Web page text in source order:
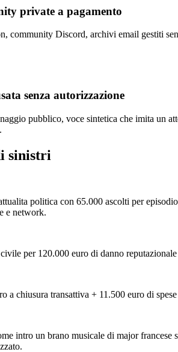
private a pagamento
community Discord, archivi email gestiti
senza autorizzazione
pubblico, voce sintetica che imita un
sinistri
politica con 65.000 ascolti per
e network.
per 120.000 euro di danno
a chiusura transattiva + 11.500 euro di
intro un brano musicale di major